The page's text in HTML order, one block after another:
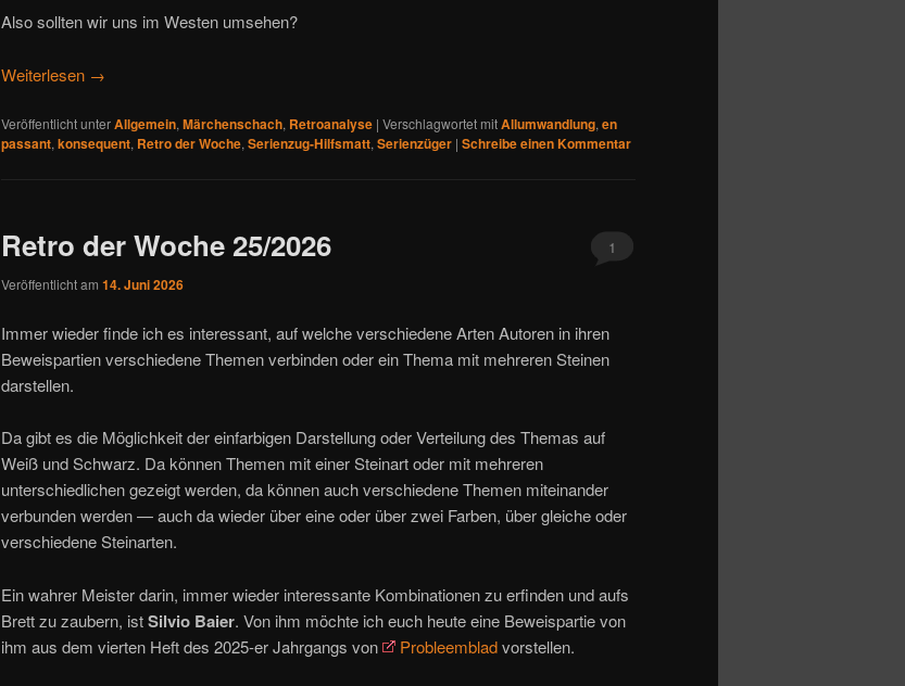
Also sollten wir uns im Westen umsehen?
Weiterlesen →
Veröffentlicht unterAllgemein, Märchenschach, Retroanalyse | Verschlagwortet mitAllumwandlung, en
passant, konsequent, Retro der Woche, Serienzug-Hilfsmatt, Serienzüger | Schreibe einen Kommentar
Retro der Woche 25/2026
Veröffentlicht am 14. Juni 2026
1
Immer wieder finde ich es interessant, auf welche verschiedene Arten Autoren in ihren
Beweispartien verschiedene Themen verbinden oder ein Thema mit mehreren Steinen
darstellen.
Da gibt es die Möglichkeit der einfarbigen Darstellung oder Verteilung des Themas auf
Weiß und Schwarz. Da können Themen mit einer Steinart oder mit mehreren
unterschiedlichen gezeigt werden, da können auch verschiedene Themen miteinander
verbunden werden — auch da wieder über eine oder über zwei Farben, über gleiche oder
verschiedene Steinarten.
Ein wahrer Meister darin, immer wieder interessante Kombinationen zu erfinden und aufs
Brett zu zaubern, istSilvio Baier. Von ihm möchte ich euch heute eine Beweispartie von
ihm aus dem vierten Heft des 2025-er Jahrgangs von
Probleembladvorstellen.